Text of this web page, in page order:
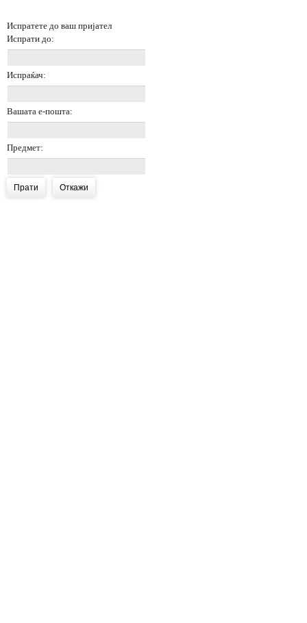
Испратете до ваш пријател
Испрати до:
Испраќач:
Вашата е-пошта:
Предмет:
Прати Откажи